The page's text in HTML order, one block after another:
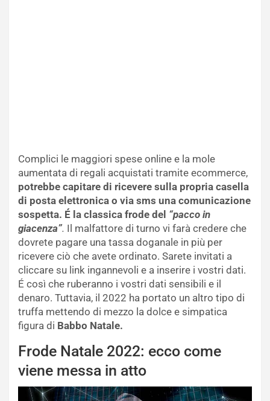
Complici le maggiori spese online e la mole
aumentata di regali acquistati tramite ecommerce,
potrebbe capitare di ricevere sulla propria casella
di posta elettronica o via sms una comunicazione
sospetta. É la classica frode del “pacco in
giacenza”. Il malfattore di turno vi farà credere che
dovrete pagare una tassa doganale in più per
ricevere ciò che avete ordinato. Sarete invitati a
cliccare su link ingannevoli e a inserire i vostri dati.
É così che ruberanno i vostri dati sensibili e il
denaro. Tuttavia, il 2022 ha portato un altro tipo di
truffa mettendo di mezzo la dolce e simpatica
figura di Babbo Natale.
Frode Natale 2022: ecco come
viene messa in atto